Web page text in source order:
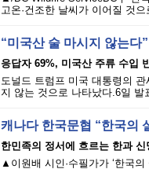
고온·건조한 날씨가 이어질 것
“미국산 술 마시지 않는다
응답자 69%, 미국산 주류 수입
도널드 트럼프 미국 대통령의
지 않는 것으로 나타났다.6일
캐나다 한국문협 “한국의
한민족의 정서에 흐르는 한과 신
▲이원배 시인·수필가가 ‘한국